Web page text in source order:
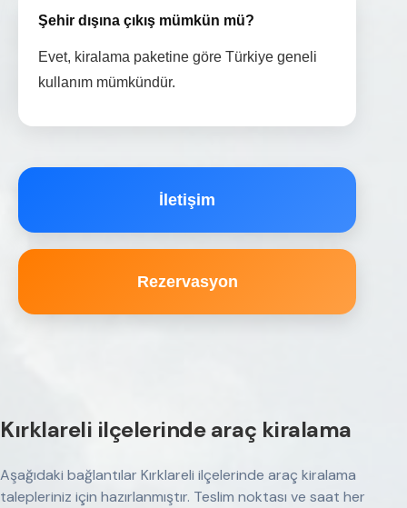
Şehir dışına çıkış mümkün mü?
Evet, kiralama paketine göre Türkiye geneli
kullanım mümkündür.
İletişim
Rezervasyon
Kırklareli ilçelerinde araç kiralama
Aşağıdaki bağlantılar Kırklareli ilçelerinde araç kiralama
talepleriniz için hazırlanmıştır. Teslim noktası ve saat her